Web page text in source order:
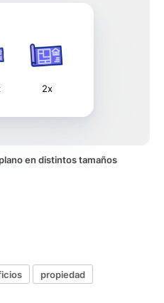
2x
en distintos tamaños
propiedad